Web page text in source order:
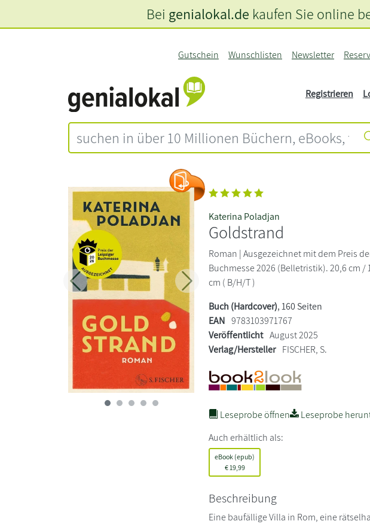
Gutschein Wunschlisten Newsletter
Registrieren
Bei genialokal.de kaufen Sie online
Zurück Weiter
Katerina Poladjan
Goldstrand
Roman | Ausgezeichnet mit dem Preis
Buchmesse 2026 (Belletristik). 20,6 cm /
cm ( B/H/T )
Buch (Hardcover), 160 Seiten
EAN 9783103971767
Veröffentlicht August 2025
Verlag/Hersteller FISCHER, S.
Leseprobe öffnen
Leseprobe
Auch erhältlich als:
eBook (epub)
€19,99
Beschreibung
Eine baufällige Villa in Rom, eine